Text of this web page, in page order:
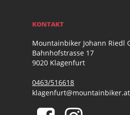
KONTAKT
Mountainbiker Johann Riedl
Bahnhofstrasse 17
9020 Klagenfurt
0463/516618
klagenfurt@mountainbiker.at